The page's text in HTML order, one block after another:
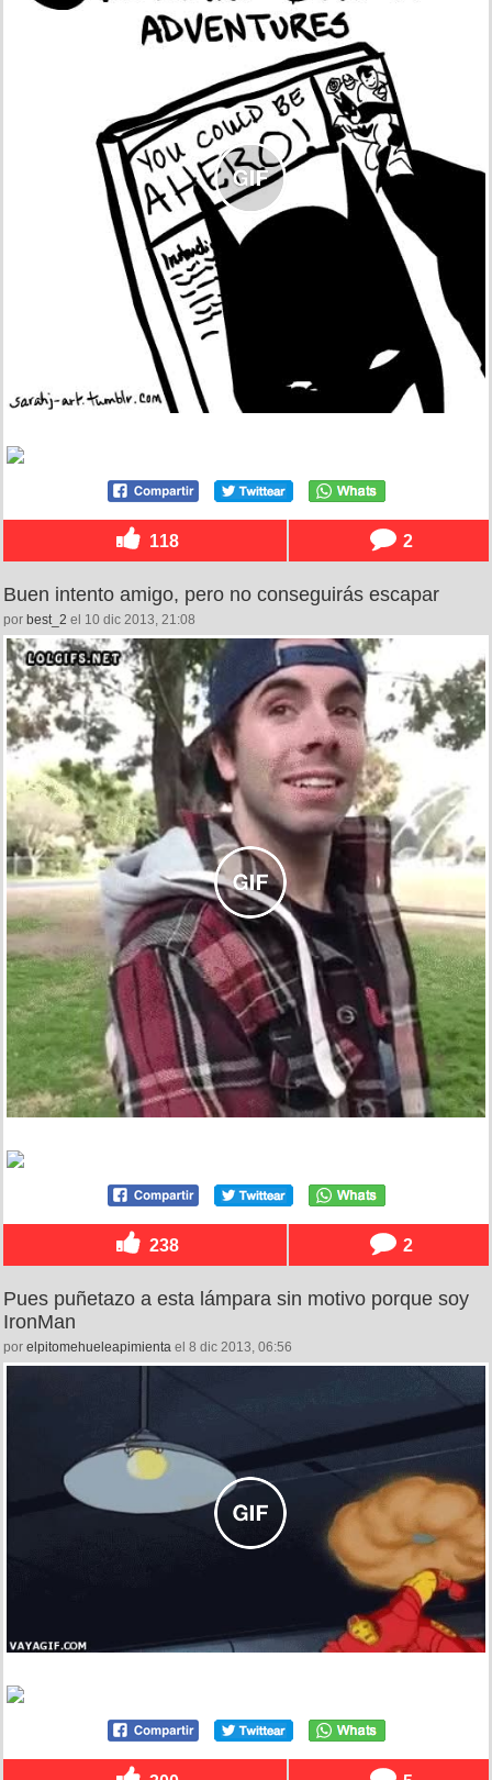
118 2
Buen intento amigo, pero no conseguirás escapar
por best_2 el 10 dic 2013, 21:08
238 2
Pues puñetazo a esta lámpara sin motivo porque soy
IronMan
por elpitomehueleapimienta el 8 dic 2013, 06:56